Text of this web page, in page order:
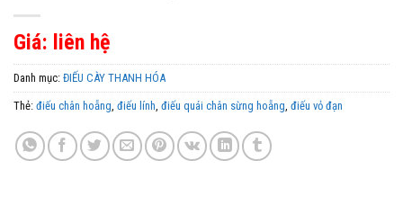
Giá: liên hệ
Danh mục: ĐIẾU CÀY THANH HÓA
Thẻ: điếu chân hoẵng, điếu lính, điếu quái chân sừng hoẵng, điếu vỏ đạn